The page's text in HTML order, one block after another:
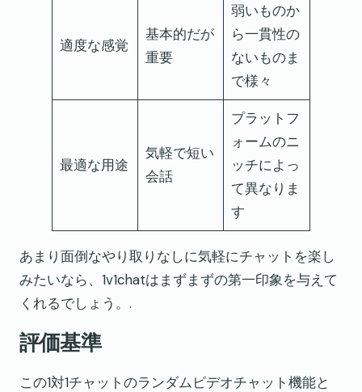
適度な感覚
基本的だが
重要
弱いものか
ら一貫性の
ないものま
で様々
最適な用途
気軽で短い
会話
プラットフ
ォームのニ
ッチによっ
て異なりま
す
あまり面倒なやり取りなしに気軽にチャットを楽し
みたいなら、1v1chatはまずまずの第一印象を与えて
くれるでしょう。.
評価基準
この1対1チャットのランダムビデオチャット機能と